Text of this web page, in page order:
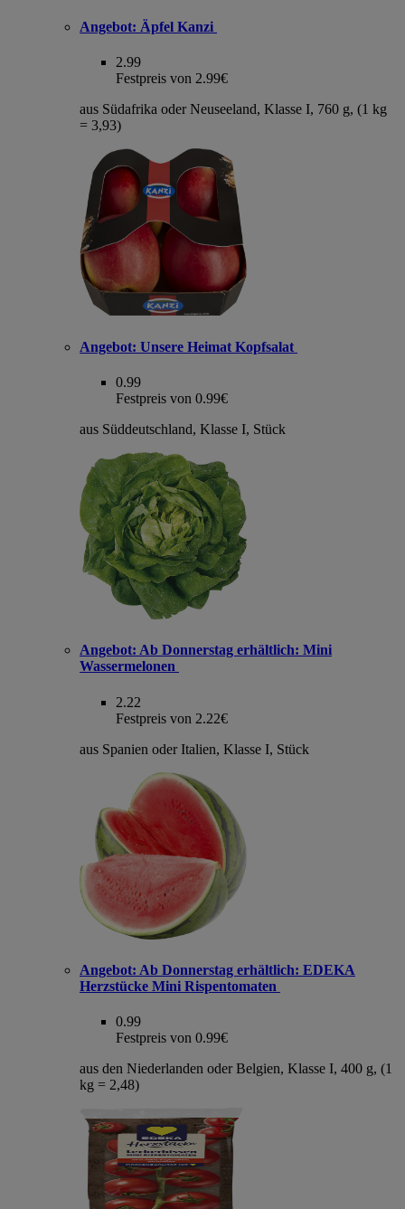
Angebot: Äpfel Kanzi
2.99
Festpreis von 2.99€
aus Südafrika oder Neuseeland, Klasse I, 760 g, (1 kg
= 3,93)
Angebot: Unsere Heimat Kopfsalat
0.99
Festpreis von 0.99€
aus Süddeutschland, Klasse I, Stück
Angebot: Ab Donnerstag erhältlich: Mini
Wassermelonen
2.22
Festpreis von 2.22€
aus Spanien oder Italien, Klasse I, Stück
Angebot: Ab Donnerstag erhältlich: EDEKA
Herzstücke Mini Rispentomaten
0.99
Festpreis von 0.99€
aus den Niederlanden oder Belgien, Klasse I, 400 g, (1
kg = 2,48)